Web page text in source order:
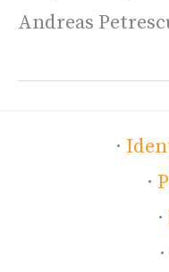
Andreas
·
·
·
·